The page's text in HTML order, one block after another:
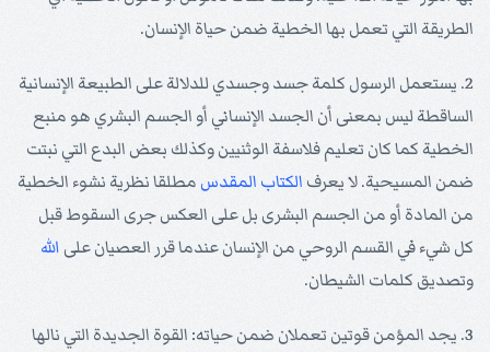
الطريقة التي تعمل بها الخطية ضمن حياة الإنسان.
2. يستعمل الرسول كلمة جسد وجسدي للدلالة على الطبيعة الإنسانية
الساقطة ليس بمعنى أن الجسد الإنساني أو الجسم البشري هو منبع
الخطية كما كان تعليم فلاسفة الوثنيين وكذلك بعض البدع التي نبتت
ضمن المسيحية. لا يعرف الكتاب المقدس مطلقا نظرية نشوء الخطية
من المادة أو من الجسم البشرى بل على العكس جرى السقوط قبل
كل شيء في القسم الروحي من الإنسان عندما قرر العصيان على الله
وتصديق كلمات الشيطان.
3. يجد المؤمن قوتين تعملان ضمن حياته: القوة الجديدة التي نالها